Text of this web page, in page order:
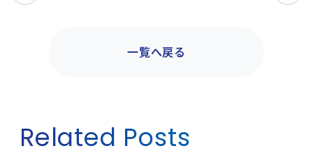
一覧へ戻る
Related Posts